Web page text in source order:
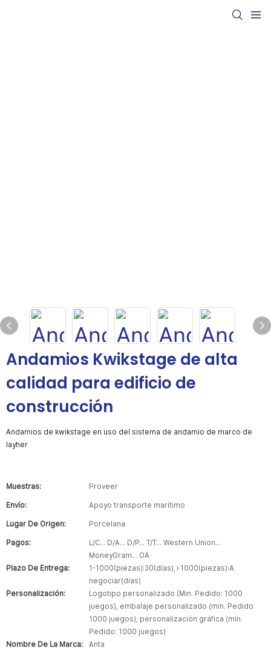
Andamios Kwikstage de alta
calidad para edificio de
construcción
Andamios de kwikstage en uso del sistema de andamio de marco de
layher
Muestras: Proveer
Envío: Apoyo transporte marítimo
Lugar De Origen: Porcelana
Pagos:
L/C... D/A... D/P... T/T... Western Union...
MoneyGram... OA
Plazo De Entrega:
1-1000(piezas):30(días),>1000(piezas):A
negociar(días)
Personalización:
Logotipo personalizado (Min. Pedido: 1000
juegos), embalaje personalizado (mín. Pedido:
1000 juegos), personalización gráfica (mín.
Pedido: 1000 juegos)
Nombre De La Marca:
Anta